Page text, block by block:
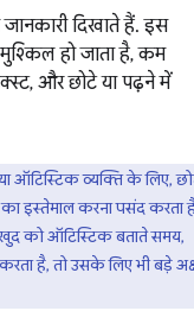
दिखाते हैं. इस
हो जाता है, कम
और छोटे या पढ़ने में
ऑटिस्टिक व्यक्ति के लिए,
का इस्तेमाल करना पसंद करता
को ऑटिस्टिक बताते समय,
है, तो उसके लिए भी बड़े